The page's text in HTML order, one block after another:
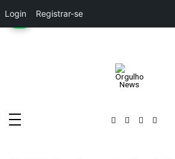
Login Registrar-se
Pular
Orgulho News